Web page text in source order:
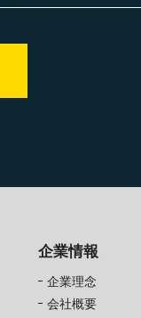
企業情報
企業理念
会社概要